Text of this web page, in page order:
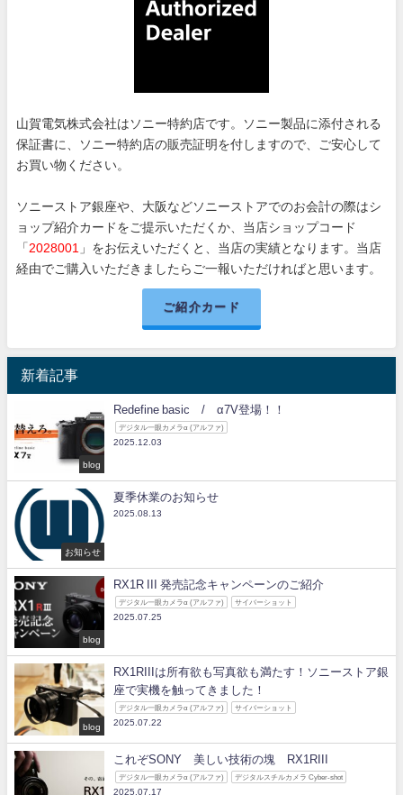
山賀電気株式会社はソニー特約店です。ソニー製品に添付される
保証書に、ソニー特約店の販売証明を付しますので、ご安心して
お買い物ください。
ソニーストア銀座や、大阪などソニーストアでのお会計の際はシ
ョップ紹介カードをご提示いただくか、当店ショップコード
「 2028001
」をお伝えいただくと、当店の実績となります。当店
経由でご購入いただきましたらご一報いただければと思います。
ご紹介カード
新着記事
blog
Redefine basic / α7V登場！！
デジタル一眼カメラα (アルファ)
2025.12.03
お知らせ
夏季休業のお知らせ
2025.08.13
blog
RX1R III 発売記念キャンペーンのご紹介
デジタル一眼カメラα (アルファ) サイバーショット
2025.07.25
blog
RX1RIIIは所有欲も写真欲も満たす！ソニーストア銀
座で実機を触ってきました！
デジタル一眼カメラα (アルファ) サイバーショット
2025.07.22
これぞSONY 美しい技術の塊 RX1RIII
デジタル一眼カメラα (アルファ) デジタルスチルカメラ Cyber-shot
2025.07.17